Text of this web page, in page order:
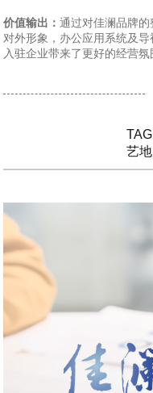
价值输出： 通过对佳澜品牌
对外形象，办公应用系统及
入驻企业带来了更好的经营氛
艺